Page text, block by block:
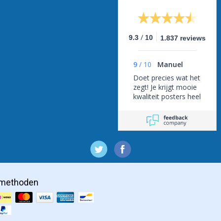
9.3 / 10 1.837 reviews
9 / 10
Manuel
Doet precies wat het
zegt! Je krijgt mooie
kwaliteit posters heel